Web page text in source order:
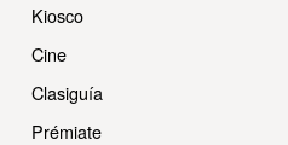
Kiosco
Cine
Clasiguía
Prémiate